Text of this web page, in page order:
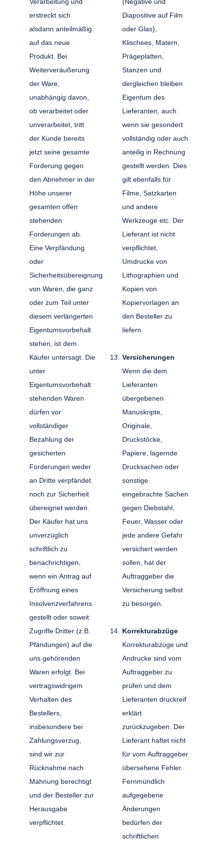
erstreckt sich
alsdann anteilmäßig
auf das neue
Produkt. Bei
Weiterveräußerung
der Ware,
unabhängig davon,
ob verarbeitet oder
unverarbeitet, tritt
der Kunde bereits
jetzt seine gesamte
Forderung gegen
den Abnehmer in der
Höhe unserer
gesamten offen
stehenden
Forderungen ab.
Eine Verpfändung
oder
Sicherheitsübereignung
von Waren, die ganz
oder zum Teil unter
diesem verlängerten
Eigentumsvorbehalt
stehen, ist dem
Käufer untersagt. Die
unter
Eigentumsvorbehalt
stehenden Waren
dürfen vor
vollständiger
Bezahlung der
gesicherten
Forderungen weder
an Dritte verpfändet
noch zur Sicherheit
übereignet werden.
Der Käufer hat uns
unverzüglich
schriftlich zu
benachrichtigen,
wenn ein Antrag auf
Eröffnung eines
Insolvenzverfahrens
gestellt oder soweit
Zugriffe Dritter (z.B.
Pfändungen) auf die
uns gehörenden
Waren erfolgt. Bei
vertragswidrigem
Verhalten des
Bestellers,
insbesondere bei
Zahlungsverzug,
sind wir zur
Rücknahme nach
Mahnung berechtigt
und der Besteller zur
Herausgabe
verpflichtet.
Diapositive auf Film
oder Glas),
Klischees, Matern,
Prägeplatten,
Stanzen und
dergleichen bleiben
Eigentum des
Lieferanten, auch
wenn sie gesondert
vollständig oder auch
anteilig in Rechnung
gestellt werden. Dies
gilt ebenfalls für
Filme, Satzkarten
und andere
Werkzeuge etc. Der
Lieferant ist nicht
verpflichtet,
Umdrucke von
Lithographien und
Kopien von
Kopiervorlagen an
den Besteller zu
liefern.
Versicherungen
Wenn die dem
Lieferanten
übergebenen
Manuskripte,
Originale,
Druckstöcke,
Papiere, lagernde
Drucksachen oder
sonstige
eingebrachte Sachen
gegen Diebstahl,
Feuer, Wasser oder
jede andere Gefahr
versichert werden
sollen, hat der
Auftraggeber die
Versicherung selbst
zu besorgen.
Korrekturabzüge
Korrekturabzüge und
Andrucke sind vom
Auftraggeber zu
prüfen und dem
Lieferanten druckreif
erklärt
zurückzugeben. Der
Lieferant haftet nicht
für vom Auftraggeber
übersehene Fehler.
Fernmündlich
aufgegebene
Änderungen
bedürfen der
schriftlichen